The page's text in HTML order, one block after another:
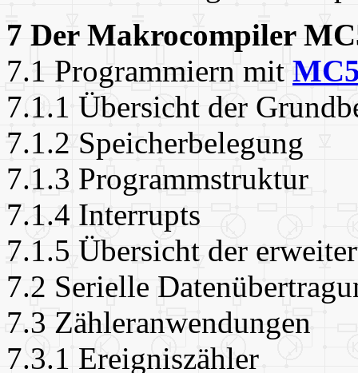
7 Der Makrocompiler
7.1 Programmiern mit
7.1.1 Übersicht der
7.1.2 Speicherbelegung
7.1.3 Programmstruktur
7.1.4 Interrupts
7.1.5 Übersicht der
7.2 Serielle
7.3 Zähleranwendungen
7.3.1 Ereigniszähler